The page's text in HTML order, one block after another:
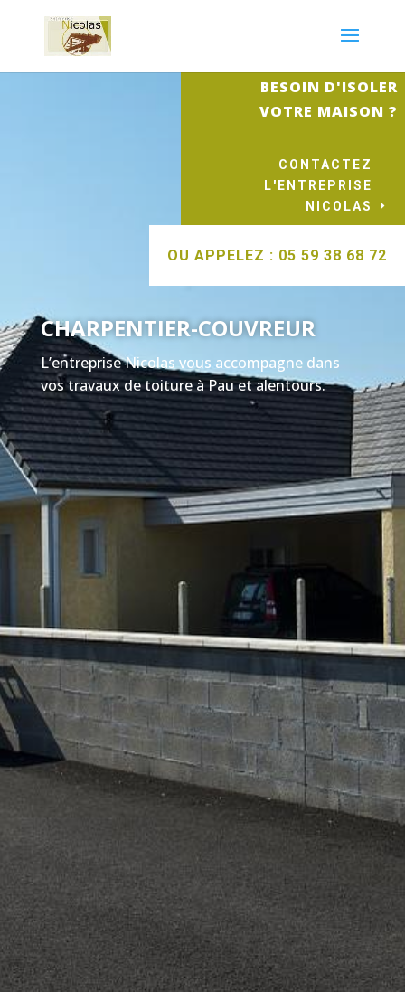
BESOIN D'ISOLER
VOTRE MAISON ?
CONTACTEZ
L'ENTREPRISE
NICOLAS
OU APPELEZ : 05 59 38 68 72
CHARPENTIER-COUVREUR
L’entreprise Nicolas vous accompagne dans
vos travaux de toiture à Pau et alentours.